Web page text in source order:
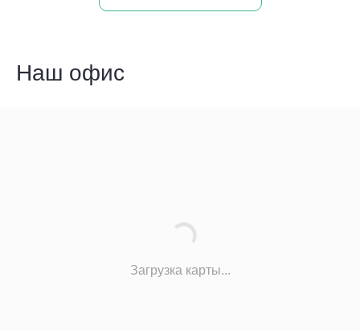
Наш офис
Загрузка карты...